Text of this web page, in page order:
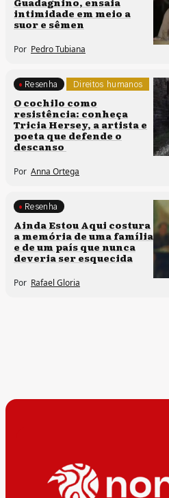
intimidade em meio a
suor e sêmen
Por Pedro Tubiana
Direitos humanos
Resenha
O cochilo como
resistência: conheça
Tricia Hersey, a artista e
poeta que defende o
descanso
Por Anna Ortega
Memória e patrimônio
Resenha
Ainda Estou Aqui costura
a memória de uma família
e de um país que nunca
deveria ser esquecida
Por Rafael Gloria